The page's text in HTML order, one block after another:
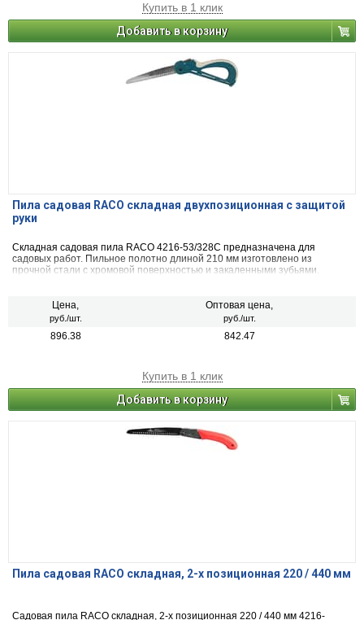
Купить в 1 клик
Добавить в корзину
Пила садовая RACO складная двухпозиционная с защитой
руки
Складная садовая пила RACO 4216-53/328C предназначена для
садовых работ. Пильное полотно длиной 210 мм изготовлено из
прочной стали с хромовой поверхностью и закаленными зубьями.
Цена,
руб./шт.
Оптовая цена,
руб./шт.
896.38 842.47
Купить в 1 клик
Добавить в корзину
Пила садовая RACO складная, 2-х позиционная 220 / 440 мм
Садовая пила RACO складная, 2-х позиционная 220 / 440 мм 4216-